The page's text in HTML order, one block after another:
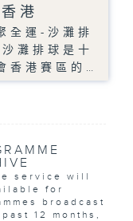
港
全運-沙灘排
灘排球是十
香港賽區的…
service will
for
broadcast
12 months,